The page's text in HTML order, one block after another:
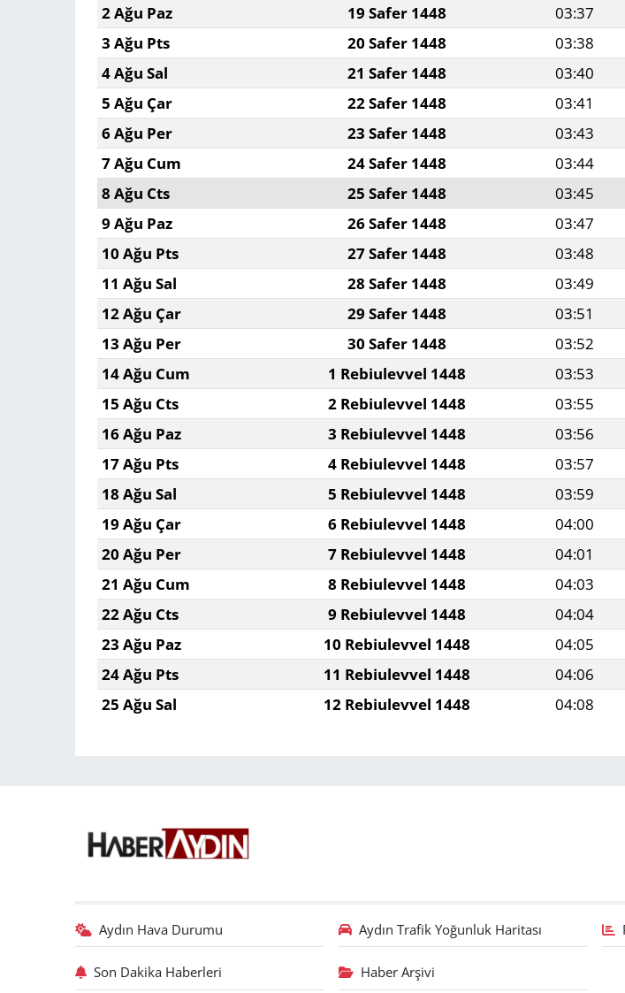
2 Ağu Paz
19 Safer 1448 03:37
3 Ağu Pts
20 Safer 1448 03:38
4 Ağu Sal
21 Safer 1448 03:40
5 Ağu Çar
22 Safer 1448 03:41
6 Ağu Per
23 Safer 1448 03:43
7 Ağu Cum
24 Safer 1448 03:44
8 Ağu Cts
25 Safer 1448 03:45
9 Ağu Paz
26 Safer 1448 03:47
10 Ağu Pts
27 Safer 1448 03:48
11 Ağu Sal
28 Safer 1448 03:49
12 Ağu Çar
29 Safer 1448 03:51
13 Ağu Per
30 Safer 1448 03:52
14 Ağu Cum
1 Rebiulevvel 1448 03:53
15 Ağu Cts
2 Rebiulevvel 1448 03:55
16 Ağu Paz
3 Rebiulevvel 1448 03:56
17 Ağu Pts
4 Rebiulevvel 1448 03:57
18 Ağu Sal
5 Rebiulevvel 1448 03:59
19 Ağu Çar
6 Rebiulevvel 1448 04:00
20 Ağu Per
7 Rebiulevvel 1448 04:01
21 Ağu Cum
8 Rebiulevvel 1448 04:03
22 Ağu Cts
9 Rebiulevvel 1448 04:04
23 Ağu Paz
10 Rebiulevvel 1448 04:05
24 Ağu Pts
11 Rebiulevvel 1448 04:06
25 Ağu Sal
12 Rebiulevvel 1448 04:08
Aydın Hava Durumu Aydın Trafik Yoğunluk Haritası
Son Dakika Haberleri Haber Arşivi